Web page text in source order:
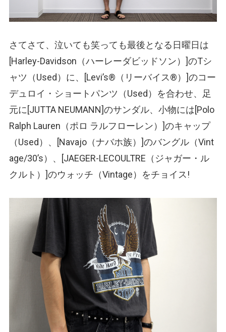
さてさて、泣いても笑っても最後となる日曜日は
[Harley-Davidson （ハーレーダビッドソン） ]のTシ
ャツ （Used） に、[Levi’s® （リーバイス®） ]のコー
デュロイ・ショートパンツ （Used） を合わせ、足
元に[JUTTA NEUMANN]のサンダル、小物には[Polo
Ralph Lauren （ポロ ラルフローレン） ]のキャップ
（Used） 、[Navajo （ナバホ族） ]のバングル （Vint
age/30’s） 、[JAEGER-LECOULTRE （ジャガー・ル
クルト） ]のウォッチ （Vintage） をチョイス!